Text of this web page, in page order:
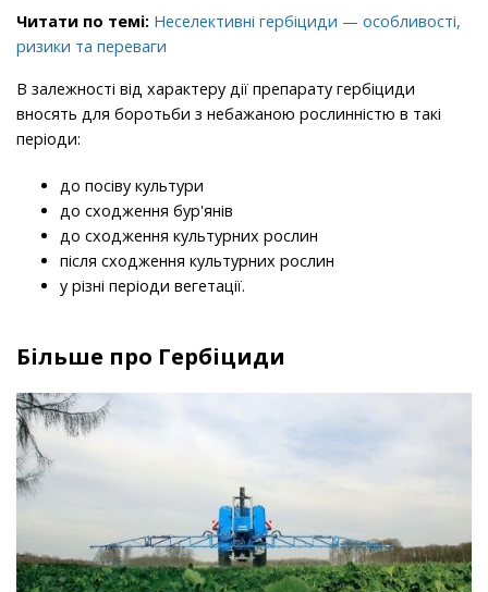
Читати по темі: Неселективні гербіциди — особливості,
ризики та переваги
В залежності від характеру дії препарату гербіциди
вносять для боротьби з небажаною рослинністю в такі
періоди:
до посіву культури
до сходження бур'янів
до сходження культурних рослин
після сходження культурних рослин
у різні періоди вегетації.
Більше про Гербіциди